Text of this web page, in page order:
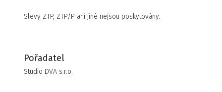
Autor: Guillem Clua
Scéna a kostýmy: Agnieszka Pátá – Oldak
Slevy ZTP, ZTP/P ani jiné nejsou poskytovány.
Pořadatel
Studio DVA s.r.o.